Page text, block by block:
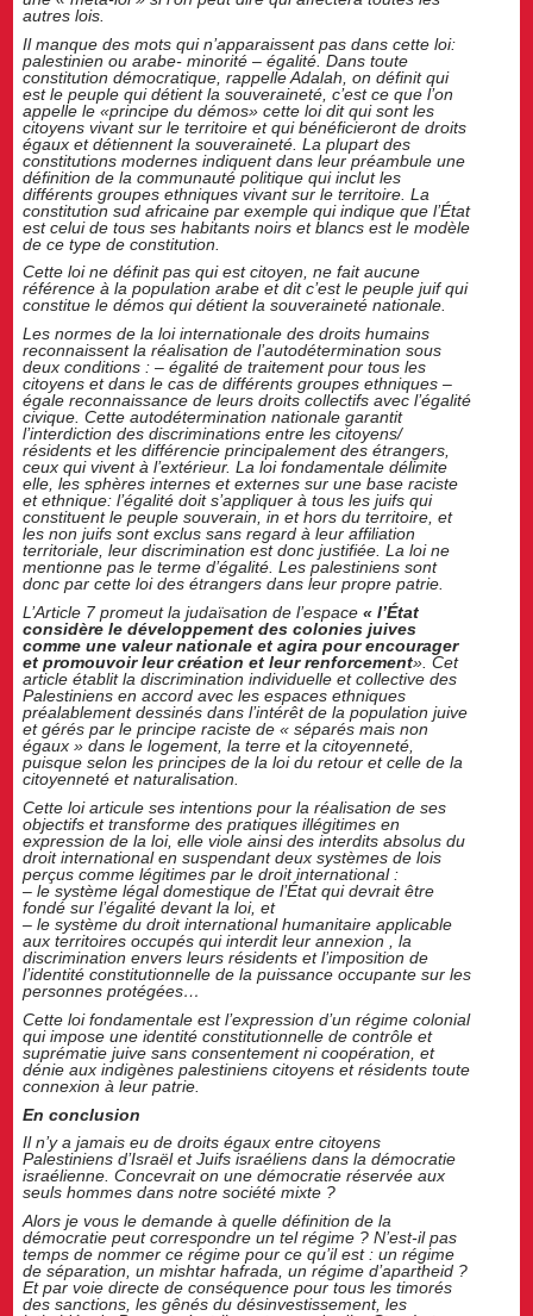
autres lois.
Il manque des mots qui n’apparaissent pas dans cette loi:
palestinien ou arabe- minorité – égalité. Dans toute
constitution démocratique, rappelle Adalah, on définit qui
est le peuple qui détient la souveraineté, c’est ce que l’on
appelle le «principe du démos» cette loi dit qui sont les
citoyens vivant sur le territoire et qui bénéficieront de droits
égaux et détiennent la souveraineté. La plupart des
constitutions modernes indiquent dans leur préambule une
définition de la communauté politique qui inclut les
différents groupes ethniques vivant sur le territoire. La
constitution sud africaine par exemple qui indique que l’État
est celui de tous ses habitants noirs et blancs est le modèle
de ce type de constitution.
Cette loi ne définit pas qui est citoyen, ne fait aucune
référence à la population arabe et dit c’est le peuple juif qui
constitue le démos qui détient la souveraineté nationale.
Les normes de la loi internationale des droits humains
reconnaissent la réalisation de l’autodétermination sous
deux conditions : – égalité de traitement pour tous les
citoyens et dans le cas de différents groupes ethniques –
égale reconnaissance de leurs droits collectifs avec l’égalité
civique. Cette autodétermination nationale garantit
l’interdiction des discriminations entre les citoyens/
résidents et les différencie principalement des étrangers,
ceux qui vivent à l’extérieur. La loi fondamentale délimite
elle, les sphères internes et externes sur une base raciste
et ethnique: l’égalité doit s’appliquer à tous les juifs qui
constituent le peuple souverain, in et hors du territoire, et
les non juifs sont exclus sans regard à leur affiliation
territoriale, leur discrimination est donc justifiée. La loi ne
mentionne pas le terme d’égalité. Les palestiniens sont
donc par cette loi des étrangers dans leur propre patrie.
L’Article 7 promeut la judaïsation de l’espace « l’État
considère le développement des colonies juives
comme une valeur nationale et agira pour encourager
et promouvoir leur création et leur renforcement». Cet
article établit la discrimination individuelle et collective des
Palestiniens en accord avec les espaces ethniques
préalablement dessinés dans l’intérêt de la population juive
et gérés par le principe raciste de « séparés mais non
égaux » dans le logement, la terre et la citoyenneté,
puisque selon les principes de la loi du retour et celle de la
citoyenneté et naturalisation.
Cette loi articule ses intentions pour la réalisation de ses
objectifs et transforme des pratiques illégitimes en
expression de la loi, elle viole ainsi des interdits absolus du
droit international en suspendant deux systèmes de lois
perçus comme légitimes par le droit international :
– le système légal domestique de l’État qui devrait être
fondé sur l’égalité devant la loi, et
– le système du droit international humanitaire applicable
aux territoires occupés qui interdit leur annexion , la
discrimination envers leurs résidents et l’imposition de
l’identité constitutionnelle de la puissance occupante sur les
personnes protégées…
Cette loi fondamentale est l’expression d’un régime colonial
qui impose une identité constitutionnelle de contrôle et
suprématie juive sans consentement ni coopération, et
dénie aux indigènes palestiniens citoyens et résidents toute
connexion à leur patrie.
En conclusion
Il n’y a jamais eu de droits égaux entre citoyens
Palestiniens d’Israël et Juifs israéliens dans la démocratie
israélienne. Concevrait on une démocratie réservée aux
seuls hommes dans notre société mixte ?
Alors je vous le demande à quelle définition de la
démocratie peut correspondre un tel régime ? N’est-il pas
temps de nommer ce régime pour ce qu’il est : un régime
de séparation, un mishtar hafrada, un régime d’apartheid ?
Et par voie directe de conséquence pour tous les timorés
des sanctions, les gênés du désinvestissement, les